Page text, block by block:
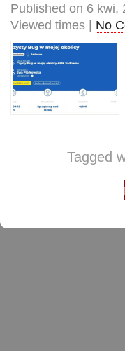
Published on 6 kwi,
Viewed times | No
Tagged